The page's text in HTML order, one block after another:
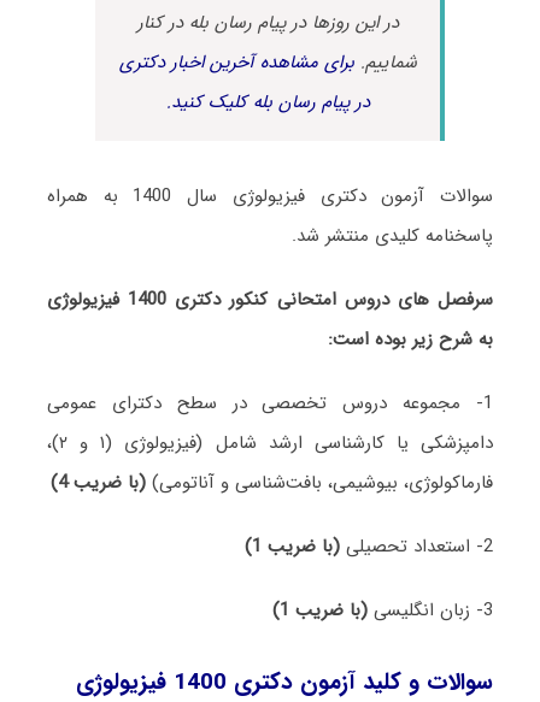
در این روزها در پیام رسان بله در کنار
شماییم.برای مشاهده آخرین اخبار دکتری
در پیام رسان بله کلیک کنید.
سوالات آزمون دکتری فیزیولوژی سال 1400 به همراه
پاسخنامه کلیدی منتشر شد.
سرفصل های دروس امتحانی کنکور دکتری 1400 فیزیولوژی
به شرح زیر بوده است:
1- مجموعه دروس تخصصی در سطح دکترای عمومی
دامپزشکی یا کارشناسی ارشد شامل (فیزیولوژی (۱ و ۲)،
فارماکولوژی، بیوشیمی، بافت‌شناسی و آناتومی) (با ضریب 4)
2- استعداد تحصیلی (با ضریب 1)
3- زبان انگلیسی (با ضریب 1)
سوالات و کلید آزمون دکتری 1400 فیزیولوژی